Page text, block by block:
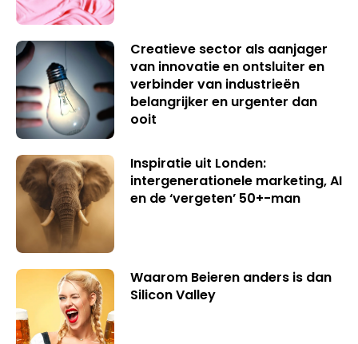
Creatieve sector als aanjager
van innovatie en ontsluiter en
verbinder van industrieën
belangrijker en urgenter dan
ooit
Inspiratie uit Londen:
intergenerationele marketing, AI
en de ‘vergeten’ 50+-man
Waarom Beieren anders is dan
Silicon Valley